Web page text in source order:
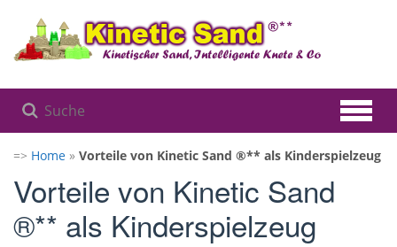
Hauptinhalt
springen
=> Home » Vorteile von Kinetic Sand ®** als Kinderspielzeug
Vorteile von Kinetic Sand
®** als Kinderspielzeug